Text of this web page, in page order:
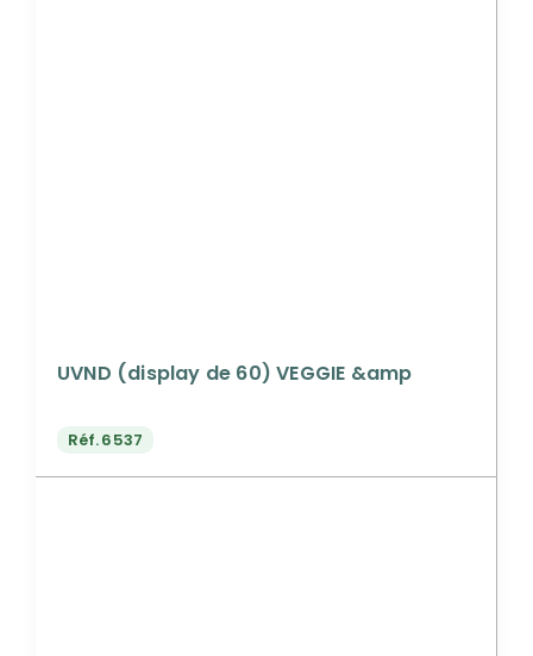
UVND (display de 60) VEGGIE &amp
Réf.6537